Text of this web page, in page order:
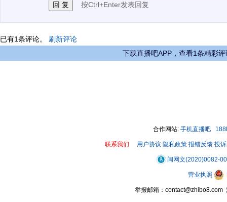
按Ctrl+Enter发表回复
已有1条评论。 刷新评论
下载直播吧APP，查看1条精彩评
合作网站: 手机直播吧
联系我们 用户协议 隐私政策 报错反馈 投
闽网文(2020)0082-
营业执照
举报邮箱：